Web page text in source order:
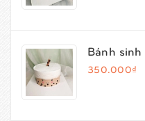
Bánh
350.000₫